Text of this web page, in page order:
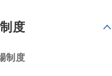
度
制度